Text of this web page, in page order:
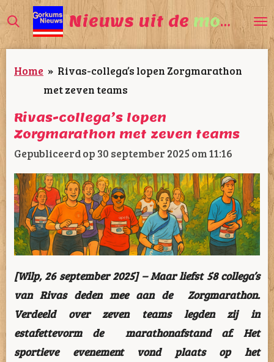
Ga
direct
naar
de
hoofdinhoud
Nieuws uit de mooiste
Home » Rivas-collega’s lopen Zorgmarathon
met zeven teams
Rivas-collega’s lopen
Zorgmarathon met zeven teams
Gepubliceerd op 30 september 2025 om 11:16
[Wilp, 26 september 2025] – Maar liefst 58 collega’s
van Rivas deden mee aan de Zorgmarathon.
Verdeeld over zeven teams legden zij in
estafettevorm de marathonafstand af. Het
sportieve evenement vond plaats op het